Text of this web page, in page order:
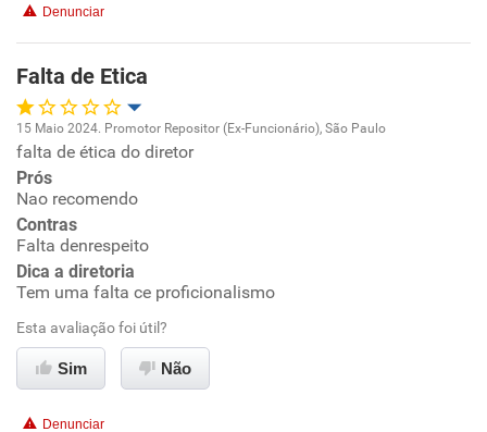
Benefícios
Recomenda esta empresa
Recomenda a diretoria
Denunciar
Falta de Etica
Oportunidade de promoção
Ambiente de trabalho
Conciliação com a vida familiar
Não recomenda esta empresa
15 Maio 2024. Promotor Repositor (Ex-Funcionário), São Paulo
falta de ética do diretor
Prós
Nao recomendo
Contras
Falta denrespeito
Dica a diretoria
Tem uma falta ce proficionalismo
Esta avaliação foi útil?
Sim Não
Denunciar